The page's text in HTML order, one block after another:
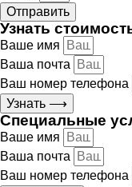
Отправить
Узнать
Ваше имя
Ваша почта
Ваш номер телефона
Узнать ⟶
Специальные
Ваше имя
Ваша почта
Ваш номер телефона